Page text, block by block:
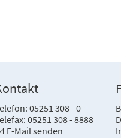
05251 308 - 0
05251 308 - 8888
E-Mail senden